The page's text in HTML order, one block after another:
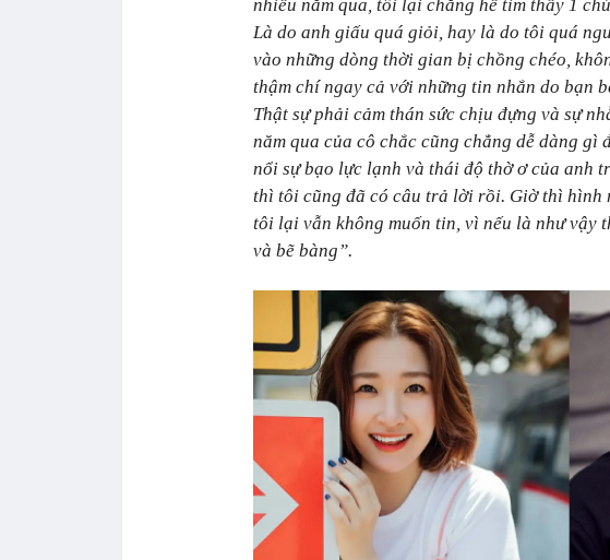
nhiều năm qua, tôi lại chẳng hề tìm thấy 1
Là do anh giấu quá giỏi, hay là do tôi quá
vào những dòng thời gian bị chồng chéo,
thậm chí ngay cả với những tin nhắn do bạn
Thật sự phải cảm thán sức chịu đựng và sự
năm qua của cô chắc cũng chẳng dễ dàng gì
nổi sự bạo lực lạnh và thái độ thờ ơ của anh
thì tôi cũng đã có câu trả lời rồi. Giờ thì hình
tôi lại vẫn không muốn tin, vì nếu là như vậy
và bẽ bàng”.